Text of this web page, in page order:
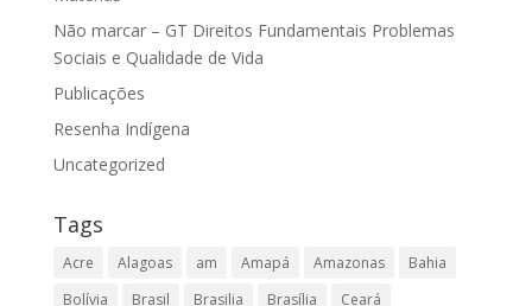
Não marcar – GT Direitos Fundamentais Problemas
Sociais e Qualidade de Vida
Publicações
Resenha Indígena
Uncategorized
Tags
Acre Alagoas am Amapá Amazonas
Bahia
Bolívia
Brasil Brasilia Brasília
Ceará